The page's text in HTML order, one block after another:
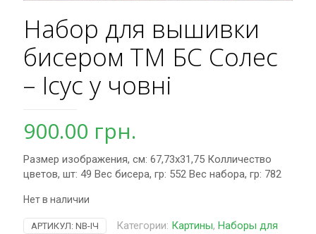
Набор для вышивки
бисером ТМ БС Солес
– Ісус у човні
900.00 грн.
Размер изображения, см: 67,73х31,75 Колличество
цветов, шт: 49 Вес бисера, гр: 552 Вес набора, гр: 782
Нет в наличии
АРТИКУЛ: NB-ІЧ Категории: Картины, Наборы для